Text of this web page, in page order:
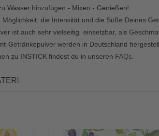
Wasser hinzufügen - Mixen - Genießen!
Möglichkeit, die Intensität und die Süße Deines
ist auch sehr vielseitig einsetzbar, als
Getränkepulver werden in Deutschland
zu INSTICK findest du in unseren FAQs.